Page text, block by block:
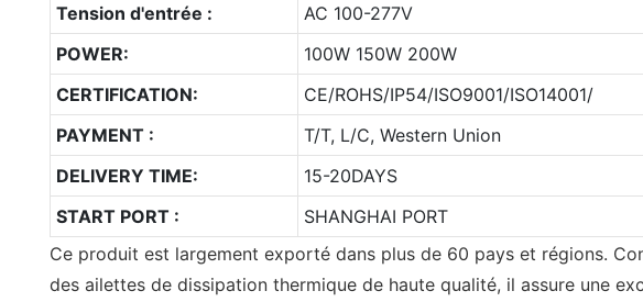
Tension d'entrée :
AC 100-277V
POWER:
100W 150W 200W
CERTIFICATION:
CE/ROHS/IP54/ISO9001/ISO14001/
PAYMENT :
T/T, L/C, Western Union
DELIVERY TIME:
15-20DAYS
START PORT :
SHANGHAI PORT
Ce produit est largement exporté dans plus de 60 pays et régions.
des ailettes de dissipation thermique de haute qualité, il assure une